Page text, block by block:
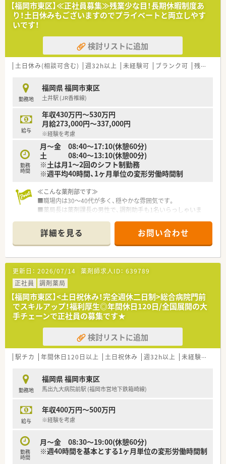
できる方を求めています。
■夕方の時間帯に1人薬剤師としての対応が可能な方に、ぜひお
力添えをいただきたいです。
【法人特徴について】
■令和元年に設立された法人であり、福岡市東区において地域に
深く根差した薬局を1店舗運営しています。
の距離が近く風通しが良い社風です。
■スタッフ一人ひとりの働きやすさを大切にし、週20時間台か
らの社保加入も柔軟に検討いただける法人です。
【求人情報について】
■近郊エリアにおける最高水準である、時給2,300円からのスタ
ートをご提示できる貴重な案件です。
■これまでの調剤経験やスキルを面接にてお伺いした上で、最終
的な給与条件を決定いたします。
■定年は60歳代前後まで幅広く検討可能であり、熟練のスキル
を持つシニア層の応募も歓迎しています。
【福岡市東区】≪正社員募集≫残業少な目！長期休暇制度あ
り！土日休みもございますのでプライベートと両立しやす
いです！
検討リストに追加
土日休み(相談可含む) 週32h以上 未経験可 ブランク可 残業なし(ほぼなし含む)
勤務地
福岡県 福岡市東区
土井駅 (JR香椎線)
給与
年収430万円～530万円
月給273,000円～337,000円
※経験を考慮
勤務
時間
月～金 08:40～17:10(休憩60分)
土 08:40～13:10(休憩00分)
※土は月1～2回のシフト制勤務
※週平均40時間、1ヶ月単位の変形労働時間制
≪こんな薬剤部です≫
■職場内は30～40代が多く、穏やかな雰囲気です。
■薬局長は薬剤課長の男性で、調剤助手も1名いらっしゃいま
■緩和ケア病棟もございますので、経験者や資格をお持ちの方も
大歓迎です。
≪こんな病院です≫
■「無差別・平等の医療」を基本理念に病院づくりを行っていま
す。
■各関連病院と連携で療養医療、救急医療両方の専門性・総合性
を兼ね備えた医療を行っているので、薬剤師としてのスキルアッ
プを図ることができます。
■お車での通勤が便利な立地です。
■夜勤や、当直などはございません。
■残業時間は多い方で月10時間程度、少ない方は5時間未満と非
常に働きやすい環境です。
＜お休みの取り方について＞
■有給について、半休や、時間給といった取り方も可能です。お
ご相談が出来る環境です。
詳細を見る お問い合わせ
更新日： 2026/07/14 薬剤師求人ID： 639789
正社員
調剤薬局
【福岡市東区】<土日祝休み！完全週休二日制>総合病院門前
でスキルアップ！福利厚生◎年間休日120日/全国展開の大
手チェーンで正社員の募集です★
検討リストに追加
駅チカ 年間休日120日以上 土日祝休み 週32h以上 未経験可
勤務地
福岡県 福岡市東区
馬出九大病院前駅 (福岡市営地下鉄箱崎線)
給与
年収400万円～500万円
※経験を考慮
勤務
時間
月〜金 08:30～19:00(休憩60分)
※週40時間を基本とする1ヶ月単位の変形労働時間制